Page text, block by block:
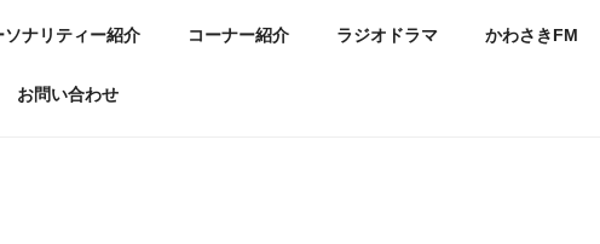
ソナリティー紹介 コーナー紹介 ラジオドラマ かわさきFM
お問い合わせ